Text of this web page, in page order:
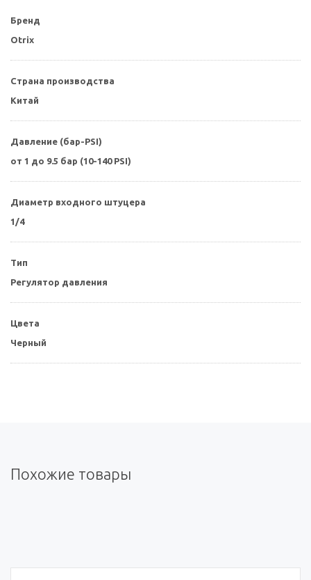
Бренд
Otrix
Страна производства
Китай
Давление (бар-PSI)
от 1 до 9.5 бар (10-140 PSI)
Диаметр входного штуцера
1/4
Тип
Регулятор давления
Цвета
Черный
Похожие товары